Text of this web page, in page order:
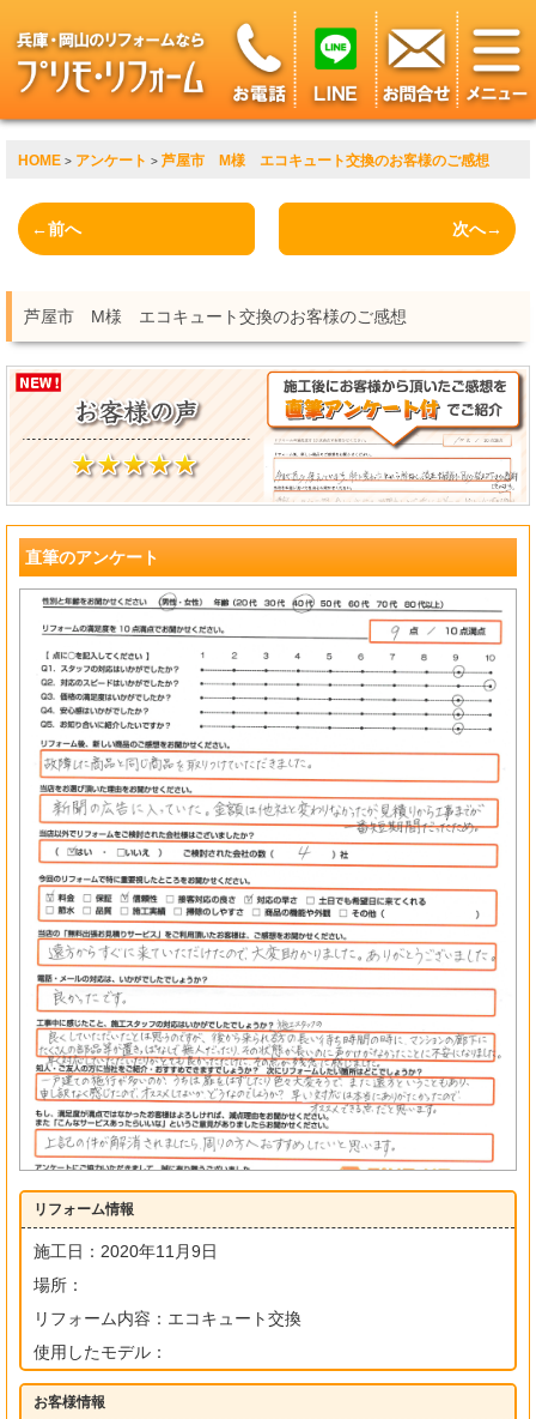
HOME > アンケート > 芦屋市 M様 エコキュート交換のお客様のご感想
←前へ 次へ→
芦屋市 M様 エコキュート交換のお客様のご感想
直筆のアンケート
リフォーム情報
施工日：2020年11月9日
場所：
リフォーム内容：エコキュート交換
使用したモデル：
お客様情報